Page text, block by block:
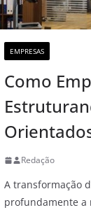
EMPRESAS
Como
Redação
A transformação
profundamente a